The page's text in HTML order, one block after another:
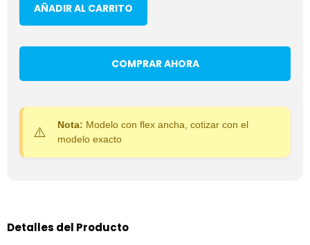
AÑADIR AL CARRITO
COMPRAR AHORA
Nota: Modelo con flex ancha, cotizar con el
modelo exacto
Detalles del Producto